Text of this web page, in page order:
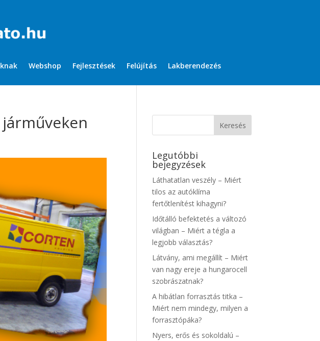
Webshop Fejlesztések Felújítás Lakberendezés
Legutóbbi
bejegyzések
Láthatatlan veszély – Miért
tilos az autóklíma
fertőtlenítést kihagyni?
Időtálló befektetés a változó
világban – Miért a tégla a
legjobb választás?
Látvány, ami megállít – Miért
van nagy ereje a hungarocell
szobrászatnak?
A hibátlan forrasztás titka –
Miért nem mindegy, milyen a
forrasztópáka?
Nyers, erős és sokoldalú –